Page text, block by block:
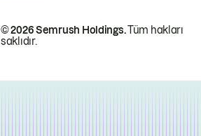
© 2026 Semrush Holdings.Tüm hakları
saklıdır.